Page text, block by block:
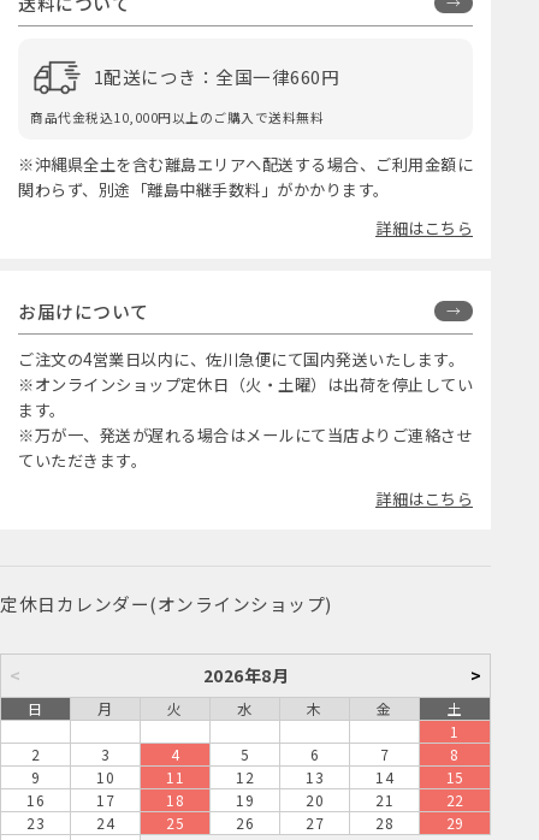
1配送につき：全国一律660円
商品代金税込10,000円以上のご購入で送料無料
※沖縄県全土を含む離島エリアへ配送する場合、ご利用金額に
関わらず、別途「離島中継手数料」がかかります。
詳細はこちら
お届けについて
ご注文の4営業日以内に、佐川急便にて国内発送いたします。
※オンラインショップ定休日（火・土曜）は出荷を停止してい
ます。
※万が一、発送が遅れる場合はメールにて当店よりご連絡させ
ていただきます。
詳細はこちら
定休日カレンダー(オンラインショップ)
< 2026年8月 >
日 月 火 水 木 金
土
1
2
3 4 5 6 7
8
9
10 11 12 13 14
15
16
17 18 19 20 21
22
23
24 25 26 27 28
29